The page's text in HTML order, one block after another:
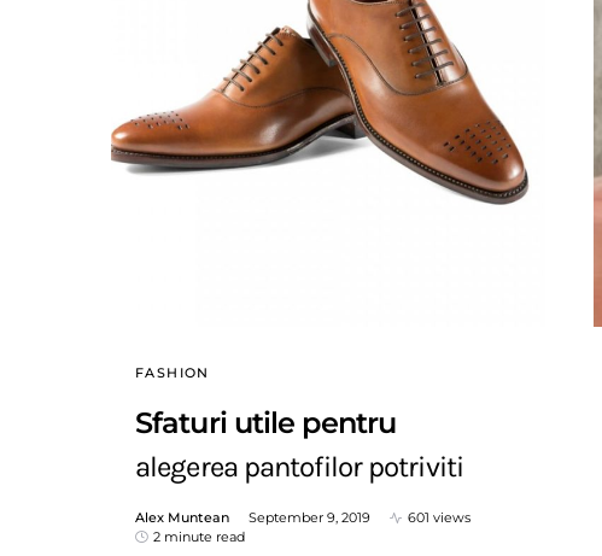
FASHION
Sfaturi utile pentru
alegerea pantofilor potriviti
Alex Muntean September 9, 2019
601 views
2 minute read